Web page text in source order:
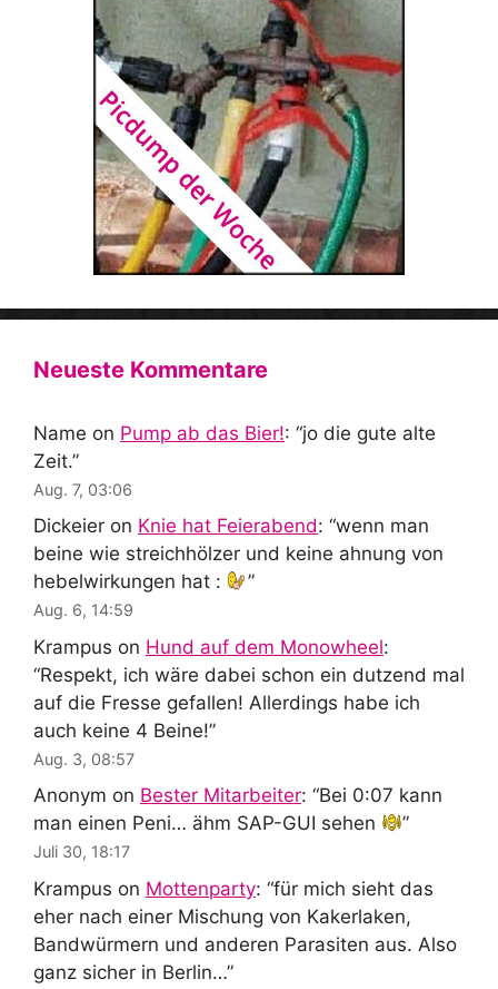
Neueste Kommentare
Name on Pump ab das Bier!: “jo die gute alte
Zeit.”
Aug. 7, 03:06
Dickeier on Knie hat Feierabend: “wenn man
beine wie streichhölzer und keine ahnung von
hebelwirkungen hat :
”
Aug. 6, 14:59
Krampus on Hund auf dem Monowheel:
“Respekt, ich wäre dabei schon ein dutzend mal
auf die Fresse gefallen! Allerdings habe ich
auch keine 4 Beine!”
Aug. 3, 08:57
Anonym on Bester Mitarbeiter: “Bei 0:07 kann
man einen Peni… ähm SAP-GUI sehen
”
Juli 30, 18:17
Krampus on Mottenparty: “für mich sieht das
eher nach einer Mischung von Kakerlaken,
Bandwürmern und anderen Parasiten aus. Also
ganz sicher in Berlin…”